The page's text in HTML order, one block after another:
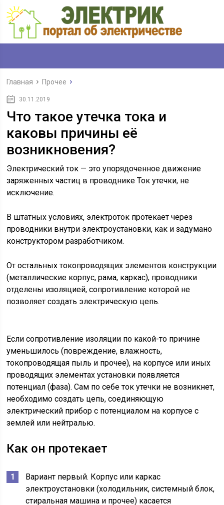
Главная Прочее
30.11.2019
Что такое утечка тока и
каковы причины её
возникновения?
Электрический ток — это упорядоченное движение
заряженных частиц в проводнике Ток утечки, не
исключение.
В штатных условиях, электроток протекает через
проводники внутри электроустановки, как и задумано
конструктором разработчиком.
От остальных токопроводящих элементов конструкции
(металлические корпус, рама, каркас), проводники
отделены изоляцией, сопротивление которой не
позволяет создать электрическую цепь.
Если сопротивление изоляции по какой-то причине
уменьшилось (повреждение, влажность,
токопроводящая пыль и прочее), на корпусе или иных
проводящих элементах установки появляется
потенциал (фаза). Сам по себе ток утечки не возникнет,
необходимо создать цепь, соединяющую
электрический прибор с потенциалом на корпусе с
землей или нейтралью.
Как он протекает
Вариант первый. Корпус или каркас
электроустановки (холодильник, системный блок,
стиральная машина и прочее) касается